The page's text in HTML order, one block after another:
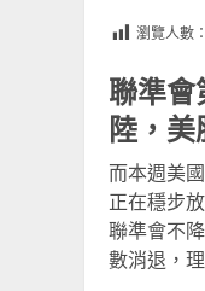
瀏覽人數：
聯準
陸，
而本週美
正在穩步
聯準會不
數消退，